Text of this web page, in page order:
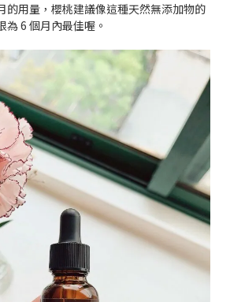
的用量，櫻桃建議像這種天然無添加物的
為6 個月內最佳喔。